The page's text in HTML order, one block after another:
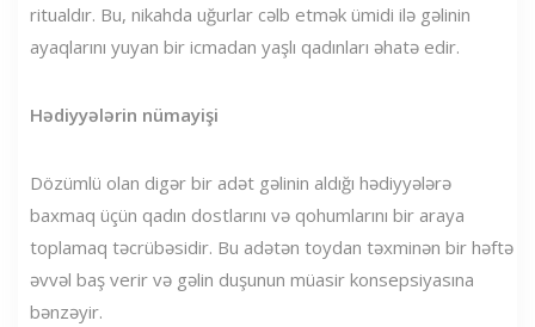
ritualdır. Bu, nikahda uğurlar cəlb etmək ümidi ilə gəlinin
ayaqlarını yuyan bir icmadan yaşlı qadınları əhatə edir.
Hədiyyələrin nümayişi
Dözümlü olan digər bir adət gəlinin aldığı hədiyyələrə
baxmaq üçün qadın dostlarını və qohumlarını bir araya
toplamaq təcrübəsidir. Bu adətən toydan təxminən bir həftə
əvvəl baş verir və gəlin duşunun müasir konsepsiyasına
bənzəyir.